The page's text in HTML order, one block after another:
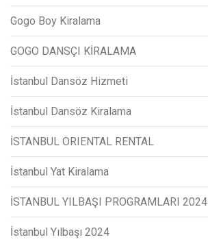
Gogo Boy Kiralama
GOGO DANSÇI KİRALAMA
İstanbul Dansöz Hizmeti
İstanbul Dansöz Kiralama
İSTANBUL ORIENTAL RENTAL
İstanbul Yat Kiralama
İSTANBUL YILBAŞI PROGRAMLARI 2024
İstanbul Yılbaşı 2024